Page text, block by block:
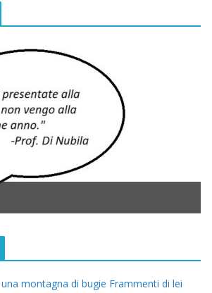
montagna di bugie Frammenti di lei